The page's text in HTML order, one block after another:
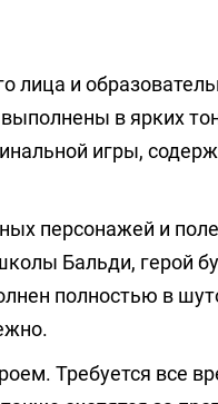
лица и
в ярких
игры,
персонажей и
Бальди, герой
полностью в
Требуется все